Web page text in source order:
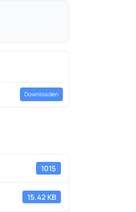
Downloaden
1015
15.42 KB